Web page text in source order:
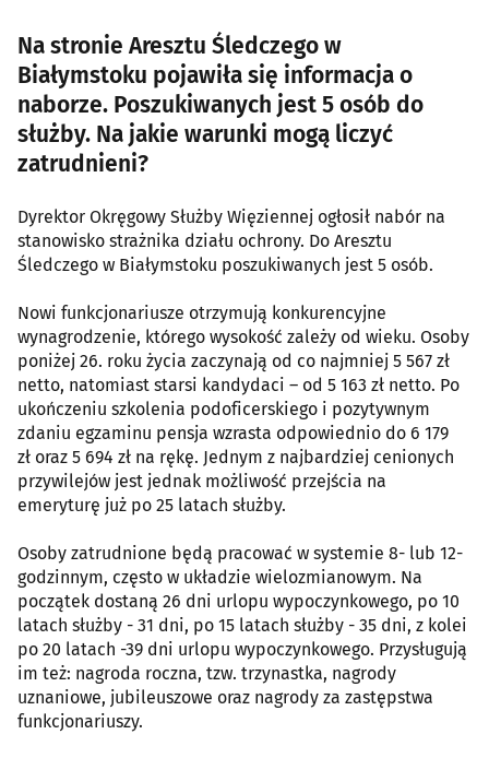
Na stronie Aresztu Śledczego w
Białymstoku pojawiła się informacja o
naborze. Poszukiwanych jest 5 osób do
służby. Na jakie warunki mogą liczyć
zatrudnieni?
Dyrektor Okręgowy Służby Więziennej ogłosił nabór na
stanowisko strażnika działu ochrony. Do Aresztu
Śledczego w Białymstoku poszukiwanych jest 5 osób.
Nowi funkcjonariusze otrzymują konkurencyjne
wynagrodzenie, którego wysokość zależy od wieku. Osoby
poniżej 26. roku życia zaczynają od co najmniej 5 567 zł
netto, natomiast starsi kandydaci – od 5 163 zł netto. Po
ukończeniu szkolenia podoficerskiego i pozytywnym
zdaniu egzaminu pensja wzrasta odpowiednio do 6 179
zł oraz 5 694 zł na rękę. Jednym z najbardziej cenionych
przywilejów jest jednak możliwość przejścia na
emeryturę już po 25 latach służby.
Osoby zatrudnione będą pracować w systemie 8- lub 12-
godzinnym, często w układzie wielozmianowym. Na
początek dostaną 26 dni urlopu wypoczynkowego, po 10
latach służby - 31 dni, po 15 latach służby - 35 dni, z kolei
po 20 latach -39 dni urlopu wypoczynkowego. Przysługują
im też: nagroda roczna, tzw. trzynastka, nagrody
uznaniowe, jubileuszowe oraz nagrody za zastępstwa
funkcjonariuszy.